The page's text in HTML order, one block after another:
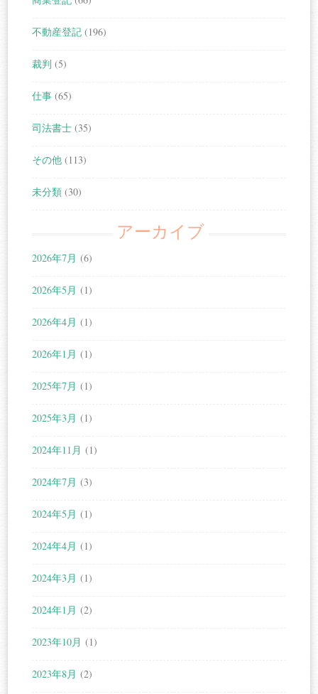
不動産登記 (196)
裁判 (5)
仕事 (65)
司法書士 (35)
その他 (113)
未分類 (30)
アーカイブ
2026年7月 (6)
2026年5月 (1)
2026年4月 (1)
2026年1月 (1)
2025年7月 (1)
2025年3月 (1)
2024年11月 (1)
2024年7月 (3)
2024年5月 (1)
2024年4月 (1)
2024年3月 (1)
2024年1月 (2)
2023年10月 (1)
2023年8月 (2)